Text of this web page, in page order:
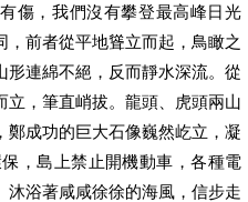
傷，我們沒有攀登最高峰日光
前者從平地聳立而起，鳥瞰之
連綿不絕，反而靜水深流。從
，筆直峭拔。龍頭、虎頭兩山
成功的巨大石像巍然屹立，凝
，島上禁止開機動車，各種電
浴著咸咸徐徐的海風，信步走